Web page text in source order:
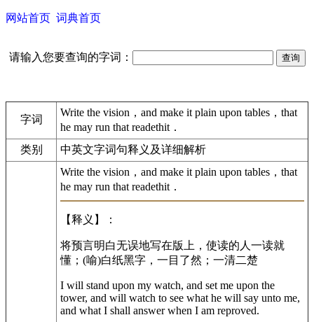
网站首页 词典首页
请输入您要查询的字词：
字词
Write the vision，and make it plain upon tables，that
he may run that readethit．
类别
中英文字词句释义及详细解析
Write the vision，and make it plain upon tables，that
he may run that readethit．
【释义】：
将预言明白无误地写在版上，使读的人一读就
懂；(喻)白纸黑字，一目了然；一清二楚
I will stand upon my watch, and set me upon the
tower, and will watch to see what he will say unto me,
and what I shall answer when I am reproved.